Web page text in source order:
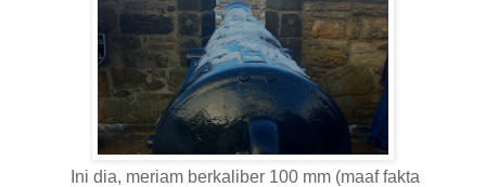
Ini dia, meriam berkaliber 100 mm (maaf fakta